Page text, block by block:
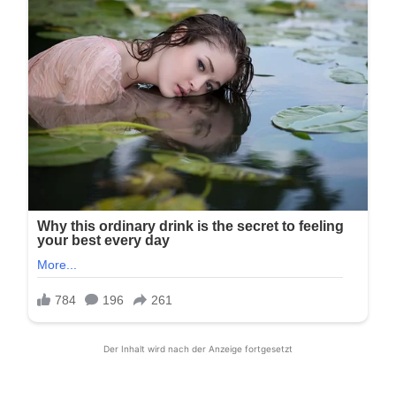
Der Inhalt wird nach der Anzeige fortgesetzt